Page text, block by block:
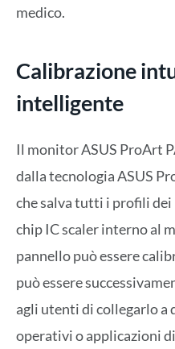
medico.
Calibrazione
intelligente
Il monitor ASUS ProArt
dalla tecnologia ASUS
che salva tutti i profili
chip IC scaler interno al
pannello può essere
può essere
agli utenti di collegarlo a
operativi o applicazioni